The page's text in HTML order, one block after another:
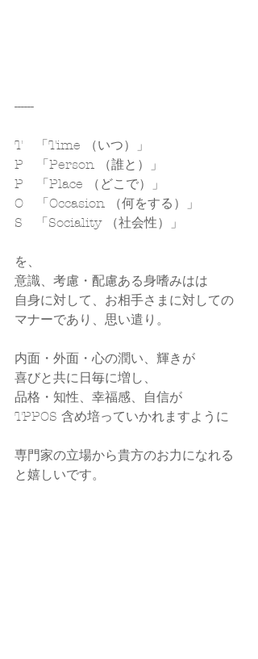
------
T　「Time （いつ）」
P　「Person （誰と）」
P　「Place （どこで）」
O　「Occasion （何をする）」
S　「Sociality （社会性）」
を、
意識、考慮・配慮ある身嗜みはは
自身に対して、お相手さまに対しての
マナーであり、思い遣り。
内面・外面・心の潤い、輝きが
喜びと共に日毎に増し、
品格・知性、幸福感、自信が
TPPOS 含め培っていかれますように
専門家の立場から貴方のお力になれる
と嬉しいです。